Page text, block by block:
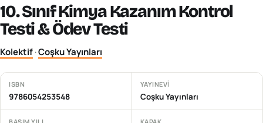
10. Sınıf Kimya Kazanım Kontrol
Testi & Ödev Testi
Kolektif·Coşku Yayınları
ISBN
9786054253548
YAYINEVI
Coşku Yayınları
BASIM YILI KAPAK